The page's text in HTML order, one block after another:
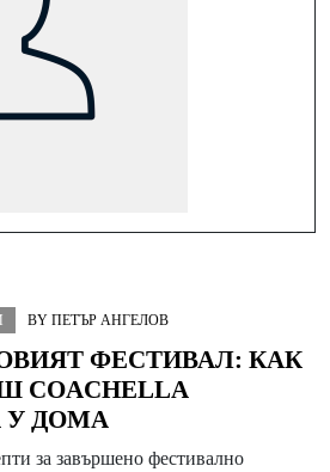
BY ПЕТЪР АНГЕЛОВ
ФЕСТИВАЛ: КАК
У ДОМА
за завършено фестивално